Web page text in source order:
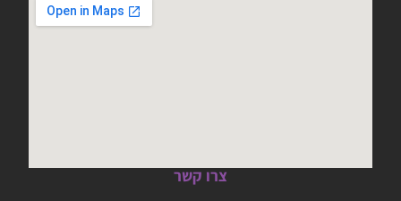
צרו קשר